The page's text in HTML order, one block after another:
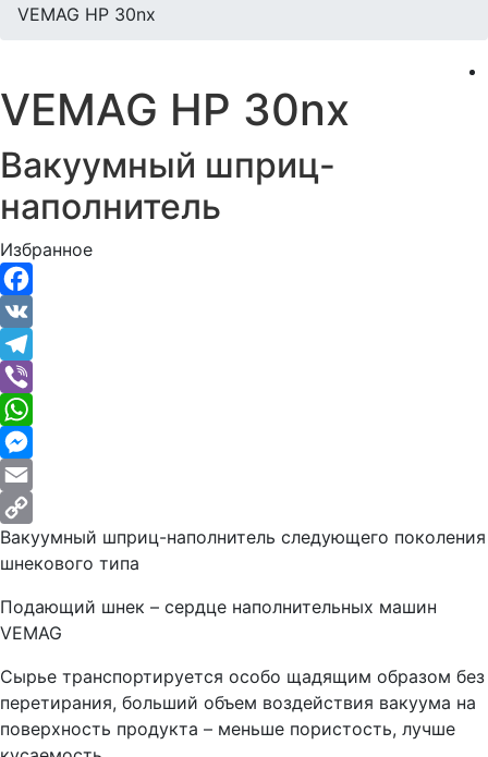
VEMAG HP 30nx
VEMAG HP 30nx
Вакуумный шприц-
наполнитель
Избранное
Facebook
VK
Telegram
Viber
WhatsApp
Messenger
Email
Copy
Link
Вакуумный шприц-наполнитель следующего поколения
шнекового типа
Подающий шнек – сердце наполнительных машин
VEMAG
Сырье транспортируется особо щадящим образом без
перетирания, больший объем воздействия вакуума на
поверхность продукта – меньше пористость, лучше